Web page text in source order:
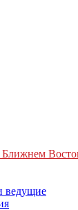
ведущие